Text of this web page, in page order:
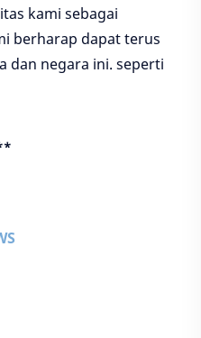
kami sebagai
berharap dapat terus
dan negara ini. seperti